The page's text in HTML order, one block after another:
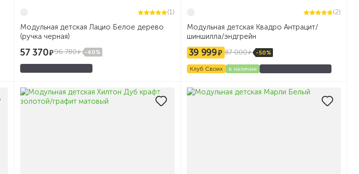
(1)
Модульная детская Лацио Белое дерево
(ручка черная)
57 370 96 780 -40%
(2)
Модульная детская Квадро Антрацит/
шиншилла/эндгрейн
39 999 87 000 -50%
Клуб Своих в наличии